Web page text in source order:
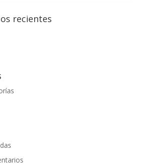
recientes